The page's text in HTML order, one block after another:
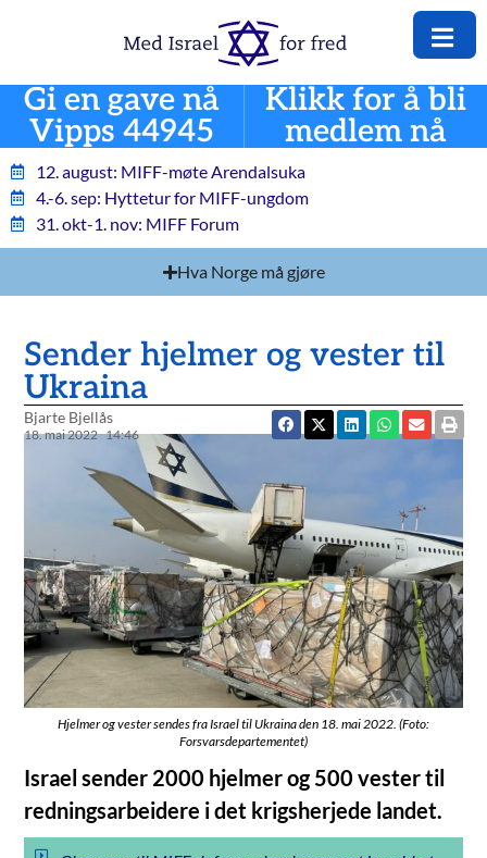
Gi en gave nå
Vipps 44945
Klikk for å bli
medlem nå
12. august: MIFF-møte Arendalsuka
4.-6. sep: Hyttetur for MIFF-ungdom
31. okt-1. nov: MIFF Forum
Hva Norge må gjøre
Sender hjelmer og vester til
Ukraina
Bjarte Bjellås
18. mai 2022 14:46
Hjelmer og vester sendes fra Israel til Ukraina den 18. mai 2022. (Foto:
Forsvarsdepartementet)
Israel sender 2000 hjelmer og 500 vester til
redningsarbeidere i det krigsherjede landet.